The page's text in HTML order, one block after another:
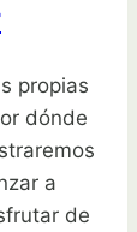
propias
dónde
a
de